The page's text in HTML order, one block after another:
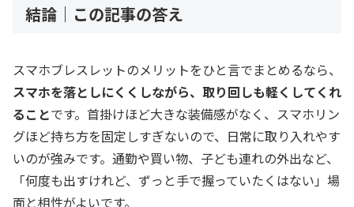
結論｜この記事の答え
スマホブレスレットのメリットをひと言でまとめるなら、
スマホを落としにくくしながら、取り回しも軽くしてくれ
ることです。首掛けほど大きな装備感がなく、スマホリン
グほど持ち方を固定しすぎないので、日常に取り入れやす
いのが強みです。通勤や買い物、子ども連れの外出など、
「何度も出すけれど、ずっと手で握っていたくはない」場
面と相性がよいです。